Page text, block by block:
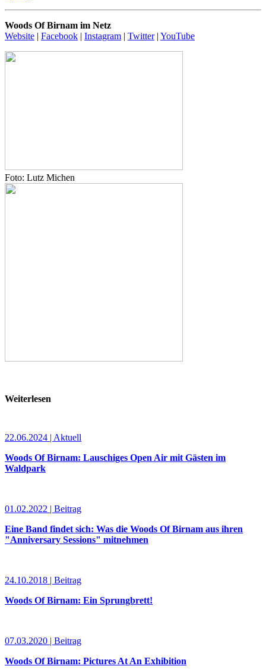
Woods Of Birnam im Netz
Website | Facebook | Instagram | Twitter| YouTube
Foto: Lutz Michen
Weiterlesen
22.06.2024 | Aktuell
Woods Of Birnam: Lauschiges Open Air mit Gästen im
Waldpark
01.02.2022 | Beitrag
Eine Band findet sich: Was die Woods Of Birnam aus ihren
"Anniversary Sessions" mitnehmen
24.10.2018 | Beitrag
Woods Of Birnam: Ein Sprungbrett!
07.03.2020 | Beitrag
Woods Of Birnam: Pictures At An Exhibition